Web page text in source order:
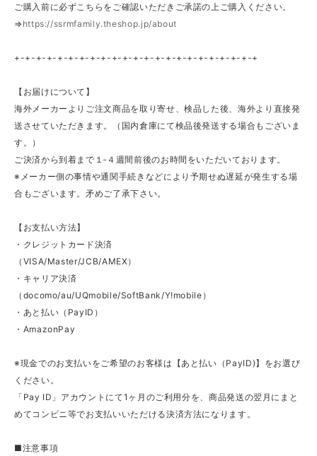
ご購入前に必ずこちらをご確認いただきご承諾の上ご購入ください。
⇒ https://ssrmfamily.theshop.jp/about
+-+-+-+-+-+-+-+-+-+-+-+-+-+-+-+-+-+-+-+-+-+-+
【お届けについて】
海外メーカーよりご注文商品を取り寄せ、検品した後、海外より直接発
送させていただきます。（国内倉庫にて検品後発送する場合もございま
す。）
ご決済から到着まで１‐４週間前後のお時間をいただいております。
※メーカー側の事情や通関手続きなどにより予期せぬ遅延が発生する場
合もございます。矛めご了承下さい。
【お支払い方法】
・クレジットカード決済
（VISA/Master/JCB/AMEX）
・キャリア決済
（docomo/au/UQmobile/SoftBank/Y!mobile）
・あと払い（PayID）
・AmazonPay
※現金でのお支払いをご希望のお客様は【あと払い（PayID)】をお選び
ください。
「Pay ID」アカウントにて1ヶ月のご利用分を、商品発送の翌月にまと
めてコンビニ等でお支払いいただける決済方法になります。
■注意事項